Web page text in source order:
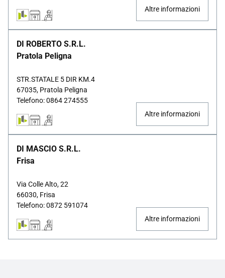
Altre informazioni
DI ROBERTO S.R.L.
Pratola Peligna
STR.STATALE 5 DIR KM.4
67035, Pratola Peligna
Telefono: 0864 274555
Altre informazioni
DI MASCIO S.R.L.
Frisa
Via Colle Alto, 22
66030, Frisa
Telefono: 0872 591074
Altre informazioni